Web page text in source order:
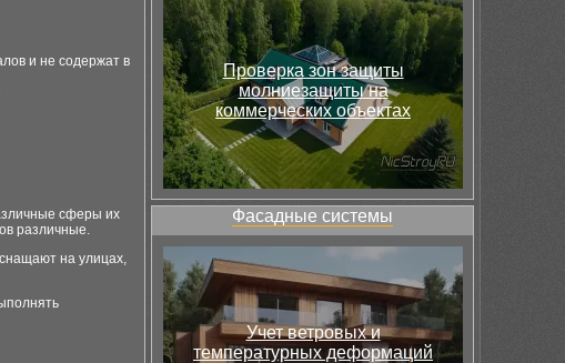
и не содержат в
сферы их
различные.
на улицах,
Проверка зон защиты
молниезащиты на
коммерческих объектах
Фасадные системы
Учет ветровых и
температурных деформаций